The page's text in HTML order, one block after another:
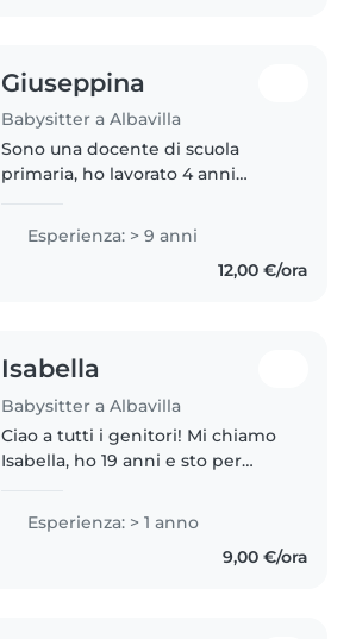
Giuseppina
Babysitter a Albavilla
Sono una docente di scuola
primaria, ho lavorato 4 anni
speciali, sono mamma e nonna,
al momento ho disponibilità per
i mesi di luglio ed agosto,
Esperienza: > 9 anni
12,00 €/ora
Isabella
Babysitter a Albavilla
Ciao a tutti i genitori! Mi chiamo
Isabella, ho 19 anni e sto per
Scienze Umane (indirizzo
Economico-Sociale). Adoro i
bambini, stare con loro mi
Esperienza: > 1 anno
9,00 €/ora